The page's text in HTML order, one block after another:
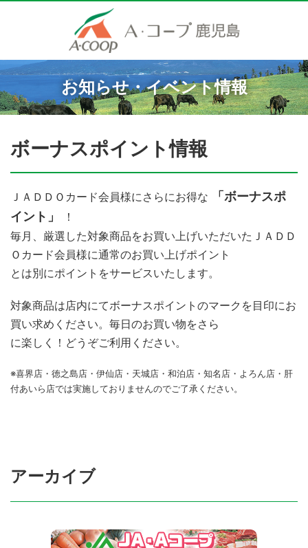
お知らせ・イベント情報
ボーナスポイント情報
ＪＡＤＤＯカード会員様にさらにお得な
「ボーナスポ
イント」
！
毎月、厳選した対象商品をお買い上げいただいたＪＡＤＤ
Ｏカード会員様に通常のお買い上げポイント
とは別にポイントをサービスいたします。
対象商品は店内にてボーナスポイントのマークを目印にお
買い求めください。毎日のお買い物をさら
に楽しく！どうぞご利用ください。
※喜界店・徳之島店・伊仙店・天城店・和泊店・知名店・よろん店・肝
付あいら店では実施しておりませんのでご了承ください。
アーカイブ